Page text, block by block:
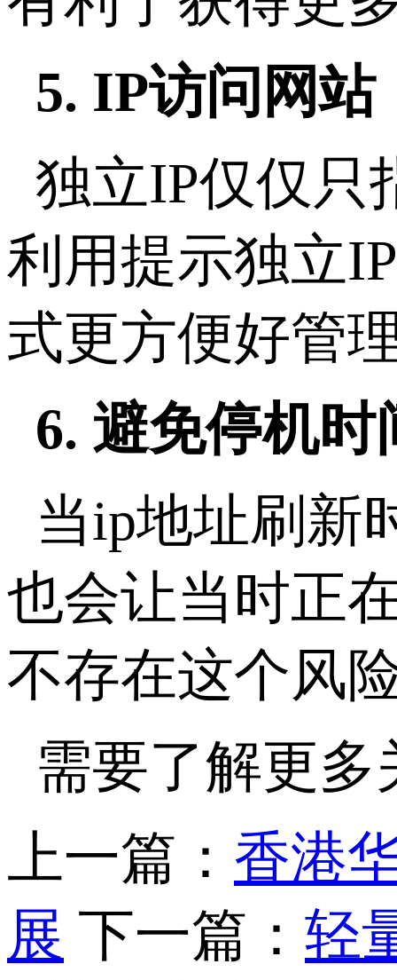
5. IP访问网站
独立IP仅仅只
利用提示独立
式更方便好管
6. 避免停机时
当ip地址刷新
也会让当时正
不存在这个风
需要了解更
上一篇： 香港
展 下一篇： 轻